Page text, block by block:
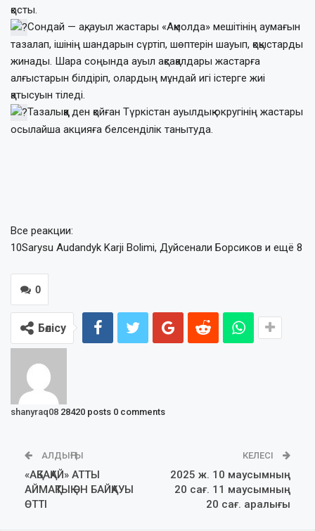
қосты.
Сондай — ақ, ауыл жастары «Ақмолда» мешітінің аумағын
тазалап, ішінің шандарын сүртіп, шөптерін шауып, қоқыстарды
жинады. Шара соңында ауыл ақсақалдары жастарға
алғыстарын білдіріп, олардың мұндай игі істерге жиі
қатысуын тіледі.
Тазалыққа ден қойған Түркістан ауылдық округінің жастары
осылайша акцияға белсенділік танытуда.
Все реакции:
10Sarysu Audandyk Karji Bolimi, Дуйсенали Борсиков и ещё 8
0
Бөлісу
shanyraq08 28420 posts 0 comments
АЛДЫҢҒЫ
«АҚБАҚАЙ» АТТЫ
АЙМАҚТЫҚ ӘН БАЙҚАУЫ
ӨТТІ
КЕЛЕСІ
2025 ж. 10 маусымның
20 сағ. 11 маусымның
20 сағ. аралығы